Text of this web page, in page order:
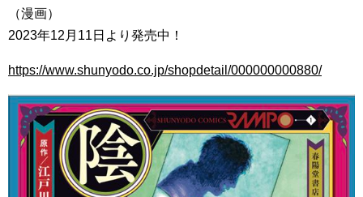
（漫画）
2023年12月11日より発売中！
https://www.shunyodo.co.jp/shopdetail/000000000880/